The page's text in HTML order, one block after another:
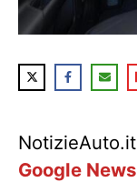
NotizieAuto.it
Google News